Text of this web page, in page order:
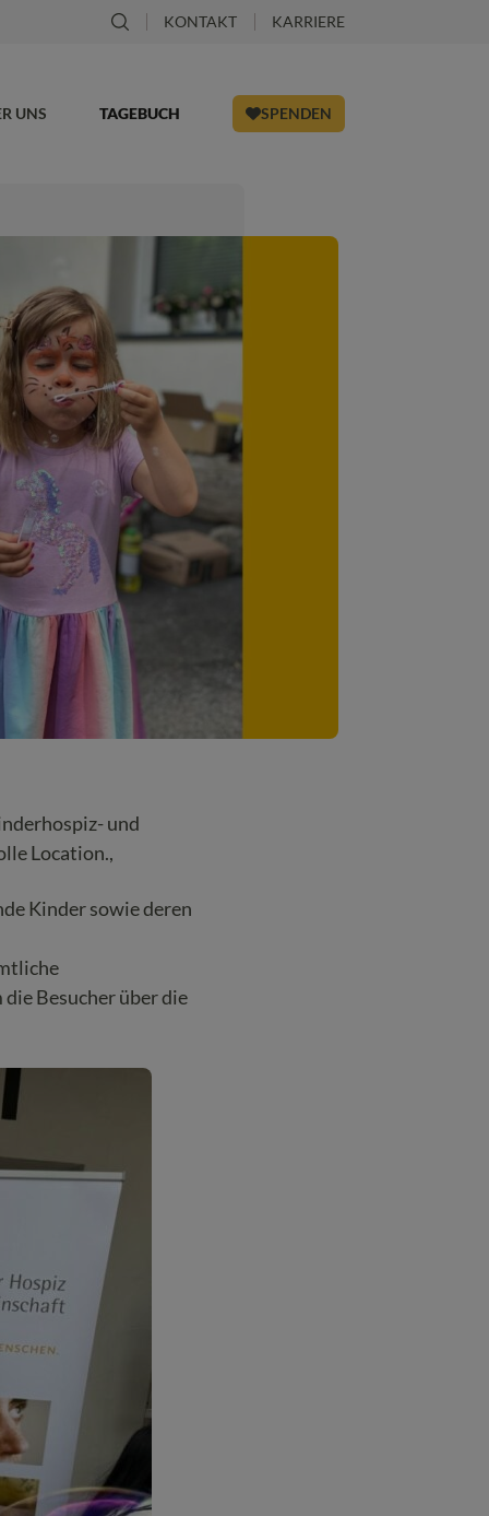
KONTAKT KARRIERE
UNS TAGEBUCH SPENDEN
und
Location.,
Kinder sowie deren
Besucher über die